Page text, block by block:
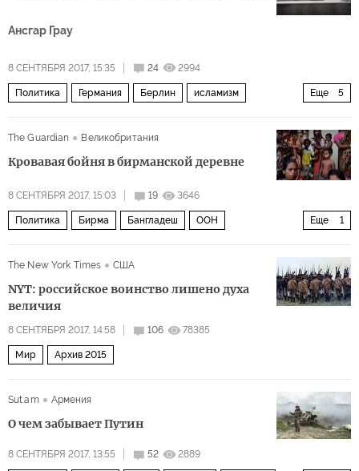
Ансгар Грау
8 СЕНТЯБРЯ 2017, 15:35 24 2994
Еще 5
Политика Германия Берлин исламизм
The Guardian Великобритания
Кровавая бойня в бирманской деревне
8 СЕНТЯБРЯ 2017, 15:03 19 3646
Еще 1
Политика Бирма Бангладеш ООН
The New York Times
США
NYT: российское воинство лишено духа
величия
8 СЕНТЯБРЯ 2017, 14:58 106 78385
Мир Архив 2015
Sut.am Армения
О чем забывает Путин
8 СЕНТЯБРЯ 2017, 13:55 52 2889